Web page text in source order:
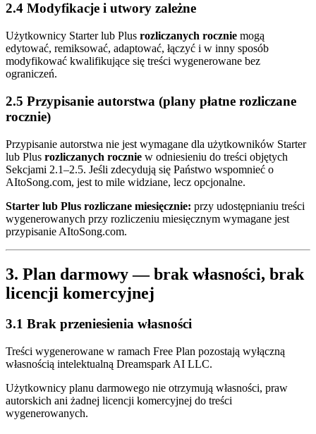
2.4 Modyfikacje i utwory zależne
Użytkownicy Starter lub Plus rozliczanych rocznie mogą
edytować, remiksować, adaptować, łączyć i w inny sposób
modyfikować kwalifikujące się treści wygenerowane bez
ograniczeń.
2.5 Przypisanie autorstwa (plany płatne rozliczane
rocznie)
Przypisanie autorstwa nie jest wymagane dla użytkowników Starter
lub Plus rozliczanych rocznie w odniesieniu do treści objętych
Sekcjami 2.1–2.5. Jeśli zdecydują się Państwo wspomnieć o
AItoSong.com, jest to mile widziane, lecz opcjonalne.
Starter lub Plus rozliczane miesięcznie: przy udostępnianiu treści
wygenerowanych przy rozliczeniu miesięcznym wymagane jest
przypisanie AItoSong.com.
3. Plan darmowy — brak własności, brak
licencji komercyjnej
3.1 Brak przeniesienia własności
Treści wygenerowane w ramach Free Plan pozostają wyłączną
własnością intelektualną Dreamspark AI LLC.
Użytkownicy planu darmowego nie otrzymują własności, praw
autorskich ani żadnej licencji komercyjnej do treści
wygenerowanych.